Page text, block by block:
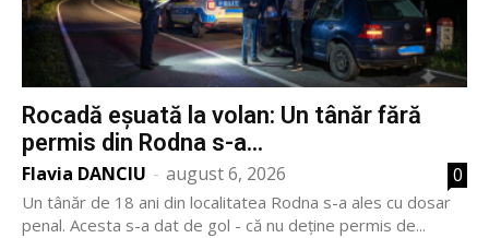
Rocadă eșuată la volan: Un tânăr fără
permis din Rodna s-a...
Flavia DANCIU - august 6, 2026 0
Un tânăr de 18 ani din localitatea Rodna s-a ales cu dosar
penal. Acesta s-a dat de gol - că nu deține permis de...